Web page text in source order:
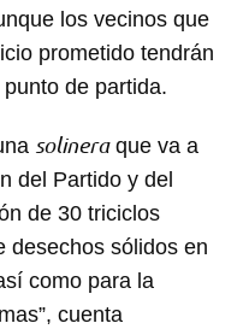
los vecinos que
prometido tendrán
de partida.
solineraque va a
del Partido y del
de 30 triciclos
desechos sólidos en
como para la
cuenta